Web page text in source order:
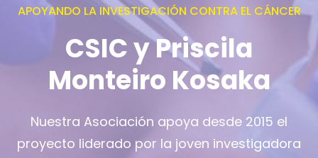
APOYANDO LA INVESTIGACIÓN CONTRA EL CÁNCER
CSIC y Priscila
Monteiro Kosaka
Nuestra Asociación apoya desde 2015 el
proyecto liderado por la joven investigadora